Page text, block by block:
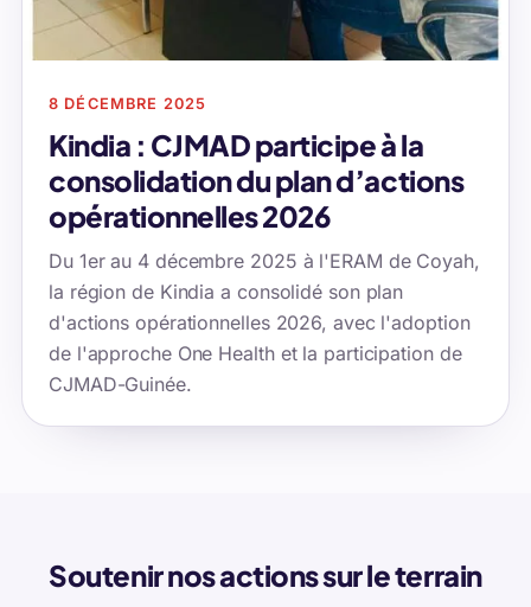
8 DÉCEMBRE 2025
Kindia : CJMAD participe à la
consolidation du plan d’actions
opérationnelles 2026
Du 1er au 4 décembre 2025 à l'ERAM de Coyah,
la région de Kindia a consolidé son plan
d'actions opérationnelles 2026, avec l'adoption
de l'approche One Health et la participation de
CJMAD-Guinée.
Soutenir nos actions sur le terrain